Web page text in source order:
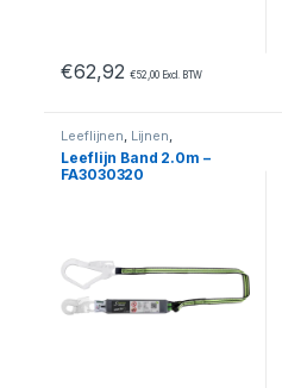
€62,92 €52,00Excl. BTW
Leeflijnen, Lijnen,
Valbeveiliging
Leeflijn Band 2.0m –
FA3030320